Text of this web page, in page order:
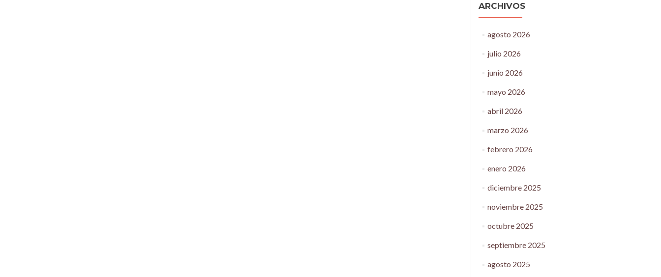
ARCHIVOS
agosto 2026
julio 2026
junio 2026
mayo 2026
abril 2026
marzo 2026
febrero 2026
enero 2026
diciembre 2025
noviembre 2025
octubre 2025
septiembre 2025
agosto 2025